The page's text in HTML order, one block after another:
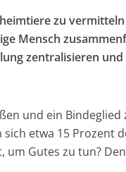
zu
Mensch
zentralisieren
und ein
etwa 15 Prozent
Gutes zu tun?